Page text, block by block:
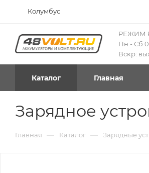
Колумбус
РЕЖИМ
Пн - Сб
Вскр:
Каталог Главная
Зарядное
Главная — Каталог — Зарядные